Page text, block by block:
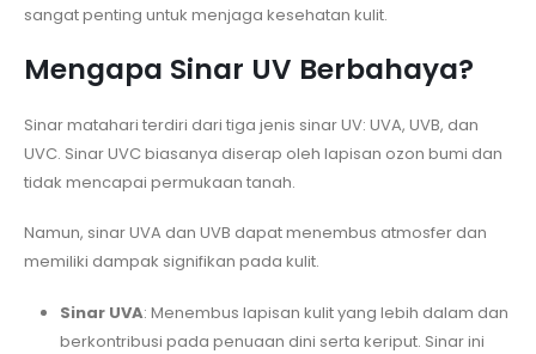
sangat penting untuk menjaga kesehatan kulit.
Mengapa Sinar UV Berbahaya?
Sinar matahari terdiri dari tiga jenis sinar UV: UVA, UVB, dan
UVC. Sinar UVC biasanya diserap oleh lapisan ozon bumi dan
tidak mencapai permukaan tanah.
Namun, sinar UVA dan UVB dapat menembus atmosfer dan
memiliki dampak signifikan pada kulit.
Sinar UVA: Menembus lapisan kulit yang lebih dalam dan
berkontribusi pada penuaan dini serta keriput. Sinar ini